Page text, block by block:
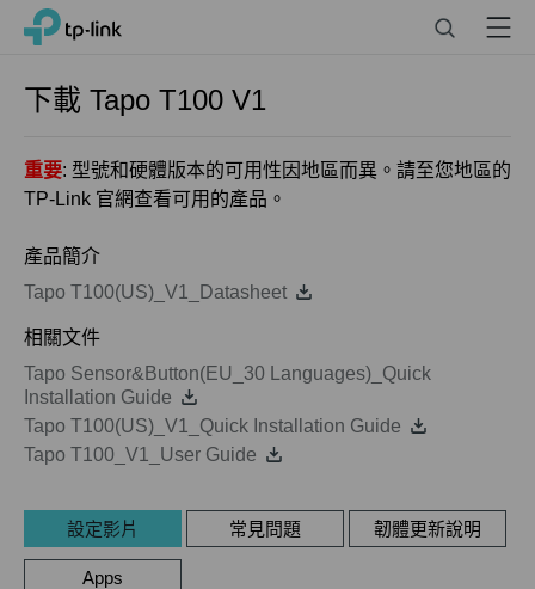
Click
navigation
TP-Link, Reliably Smart Menu
下載 Tapo T100 V1
重要: 型號和硬體版本的可用性因地區而異。請至您地區的
TP-Link 官網查看可用的產品。
產品簡介
Tapo T100(US)_V1_Datasheet
相關文件
Tapo Sensor&Button(EU_30 Languages)_Quick
Installation Guide
Tapo T100(US)_V1_Quick Installation Guide
Tapo T100_V1_User Guide
設定影片 常見問題 韌體更新說明
Apps